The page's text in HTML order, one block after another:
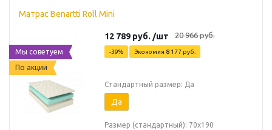
Матрас Benartti Roll Mini
Мы советуем
По акции
12 789 руб. /шт 20 966руб.
-39% Экономия 8 177 руб.
Стандартный размер: Да
Да
Размер (стандартный): 70х190